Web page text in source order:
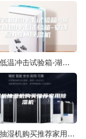
小型高低温冲击试验箱-湖北高低温冲击试验箱-安诗曼ASM除湿机
除湿机抽湿机购买推荐家用除湿机